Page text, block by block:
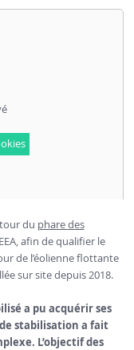
du phare des
afin de qualifier le
de l’éolienne flottante
sur site depuis 2018.
a pu acquérir ses
stabilisation a fait
L’objectif des